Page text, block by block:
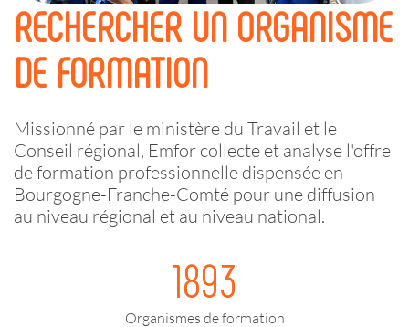
RECHERCHER UN ORGANISME
DE FORMATION
Missionné par le ministère du Travail et le
Conseil régional, Emfor collecte et analyse l'offre
de formation professionnelle dispensée en
Bourgogne-Franche-Comté pour une diffusion
au niveau régional et au niveau national.
1893
Organismes de formation